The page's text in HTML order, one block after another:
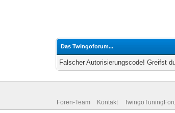
Das Twingoforum...
Falscher Autorisierungscode! Greifst
Foren-Team Kontakt